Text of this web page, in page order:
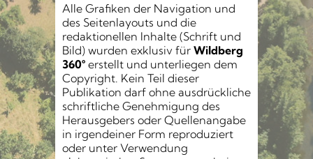
Alle Grafiken der Navigation und
des Seitenlayouts und die
redaktionellen Inhalte (Schrift und
Bild) wurden exklusiv für Wildberg
360° erstellt und unterliegen dem
Copyright. Kein Teil dieser
Publikation darf ohne ausdrückliche
schriftliche Genehmigung des
Herausgebers oder Quellenangabe
in irgendeiner Form reproduziert
oder unter Verwendung